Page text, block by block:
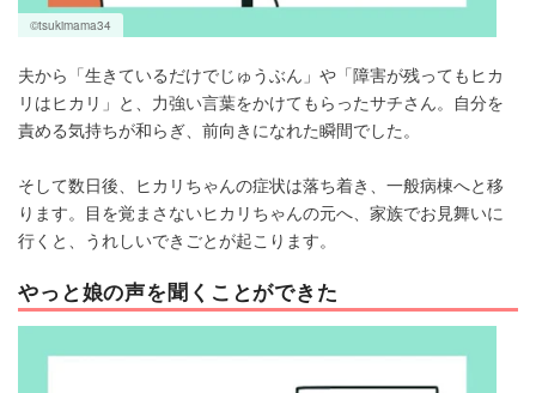
©tsukimama34
夫から「生きているだけでじゅうぶん」や「障害が残ってもヒカ
リはヒカリ」と、力強い言葉をかけてもらったサチさん。自分を
責める気持ちが和らぎ、前向きになれた瞬間でした。
そして数日後、ヒカリちゃんの症状は落ち着き、一般病棟へと移
ります。目を覚まさないヒカリちゃんの元へ、家族でお見舞いに
行くと、うれしいできごとが起こります。
やっと娘の声を聞くことができた